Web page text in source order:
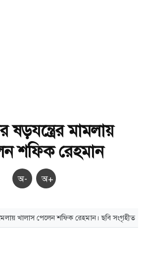
মামলায়
শফিক রেহমান
অ- অ+
খালাস পেলেন শফিক রেহমান। ছবি সংগৃহীত